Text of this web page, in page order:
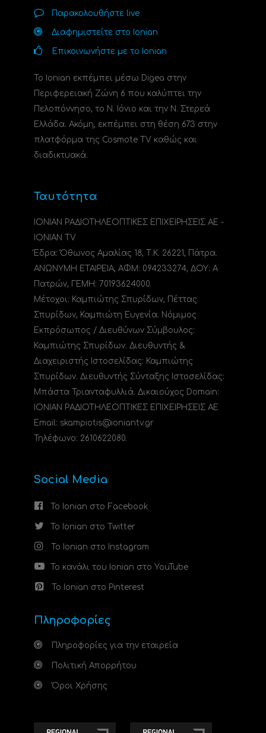
Παρακολουθήστε live
Διαφημιστείτε στο Ionian
Επικοινωνήστε με το Ionian
Το Ionian εκπέμπει μέσω Digea στην
Περιφερειακή Ζώνη 6 που καλύπτει την
Πελοπόννησο, το N. Ιόνιο και την Ν. Στερεά
Ελλάδα. Ακόμη, εκπέμπει στη θέση 673 στην
πλατφόρμα της Cosmote TV καθώς και
διαδικτυακά.
Ταυτότητα
ΙΟΝΙΑΝ ΡΑΔΙΟΤΗΛΕΟΠΤΙΚΕΣ ΕΠΙΧΕΙΡΗΣΕΙΣ ΑΕ -
IONIAN TV
Έδρα: Όθωνος Αμαλίας 18, Τ.Κ. 26221, Πάτρα.
ΑΝΩΝΥΜΗ ΕΤΑΙΡΕΙΑ, ΑΦΜ: 094233274, ΔΟΥ: A
Πατρών, ΓΕΜΗ: 70193624000.
Μέτοχοι: Καμπιώτης Σπυρίδων, Πέττας
Σπυρίδων, Καμπιώτη Ευγενία. Νόμιμος
Εκπρόσωπος / Διευθύνων Σύμβουλος:
Καμπιώτης Σπυρίδων. Διευθυντής &
Διαχειριστής Ιστοσελίδας: Καμπιώτης
Σπυρίδων. Διευθυντής Σύνταξης Ιστοσελίδας:
Μπάστα Τριανταφυλλιά. Δικαιούχος Domain:
ΙΟΝΙΑΝ ΡΑΔΙΟΤΗΛΕΟΠΤΙΚΕΣ ΕΠΙΧΕΙΡΗΣΕΙΣ ΑΕ
Email: skampiotis@ioniantv.gr
Τηλέφωνο: 2610622080.
Social Media
Το Ionian στο Facebook
Το Ionian στο Twitter
Το Ionian στο Instagram
Το κανάλι του Ionian στο YouTube
Το Ionian στο Pinterest
Πληροφορίες
Πληροφορίες για την εταιρεία
Πολιτική Απορρήτου
Όροι Χρήσης